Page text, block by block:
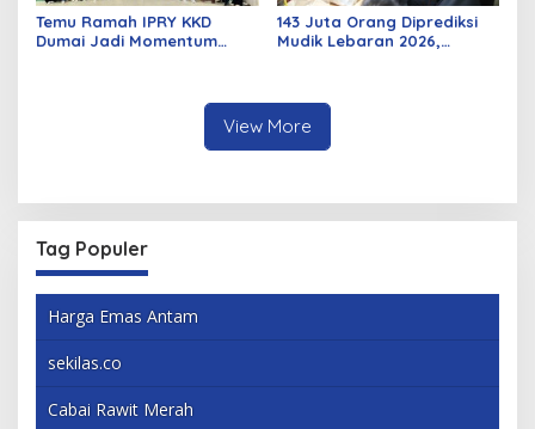
Temu Ramah IPRY KKD
Dumai Jadi Momentum
143 Juta Orang Diprediksi
Mudik Lebaran 2026,
View More
Tag Populer
Harga Emas Antam
sekilas.co
Cabai Rawit Merah